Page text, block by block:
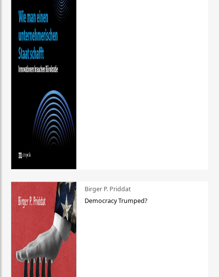
Birger P. Priddat
Democracy Trumped?